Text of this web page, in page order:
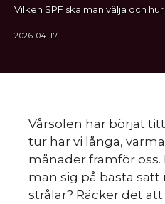
Vilken SPF ska man välja och
2026-04-17
Vårsolen har börjat
tur har vi långa,
månader framför
man sig på bästa sätt
strålar? Räcker det